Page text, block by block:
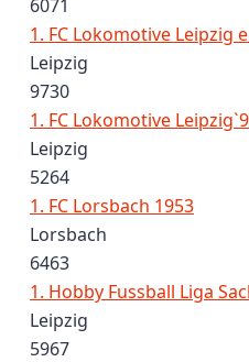
6071
1. FC Lokomotive Leipzig
Leipzig
9730
1. FC Lokomotive
Leipzig
5264
1. FC Lorsbach 1953
Lorsbach
6463
1. Hobby Fussball Liga
Leipzig
5967